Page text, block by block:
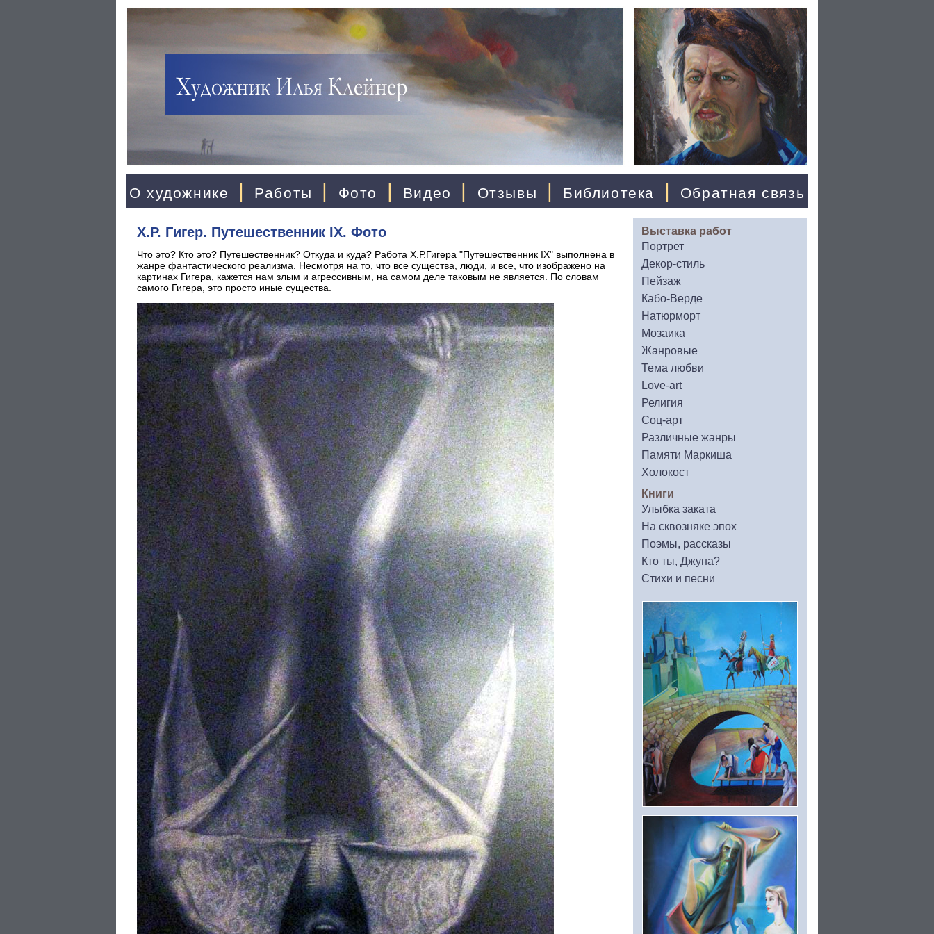
О художнике | Работы | Фото | Видео | Отзывы | Библиотека | Обратная связь
Х.Р. Гигер. Путешественник IX. Фото
Что это? Кто это? Путешественник? Откуда и куда? Работа Х.Р.Гигера "Путешественник IX" выполнена в
жанре фантастического реализма. Несмотря на то, что все существа, люди, и все, что изображено на
картинах Гигера, кажется нам злым и агрессивным, на самом деле таковым не является. По словам
самого Гигера, это просто иные существа.
Выставка работ
Портрет
Декор-стиль
Пейзаж
Кабо-Верде
Натюрморт
Мозаика
Жанровые
Тема любви
Love-art
Религия
Соц-арт
Различные жанры
Памяти Маркиша
Холокост
Книги
Улыбка заката
На сквозняке эпох
Поэмы, рассказы
Кто ты, Джуна?
Стихи и песни